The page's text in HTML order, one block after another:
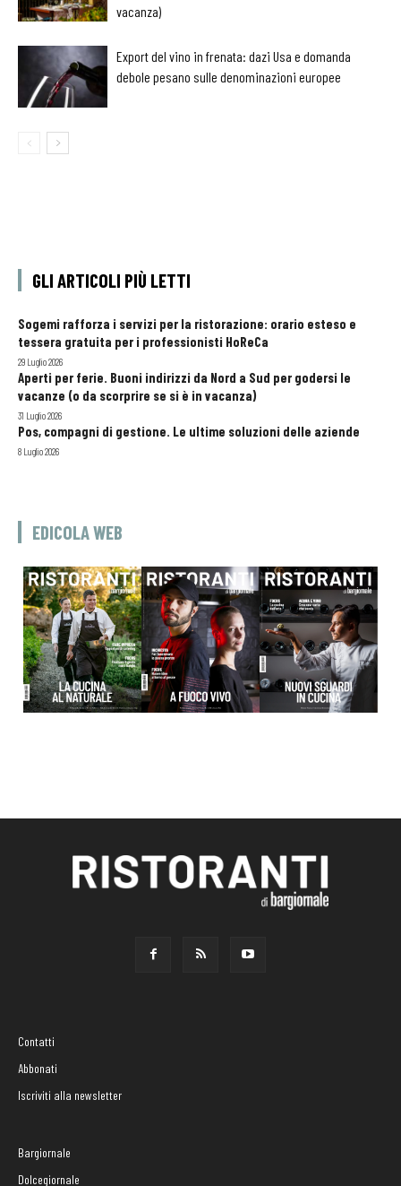
vacanza)
Export del vino in frenata: dazi Usa e domanda
debole pesano sulle denominazioni europee
GLI ARTICOLI PIÙ LETTI
Sogemi rafforza i servizi per la ristorazione: orario esteso e
tessera gratuita per i professionisti HoReCa
29 Luglio 2026
Aperti per ferie. Buoni indirizzi da Nord a Sud per godersi le
vacanze (o da scorprire se si è in vacanza)
31 Luglio 2026
Pos, compagni di gestione. Le ultime soluzioni delle aziende
8 Luglio 2026
EDICOLA WEB
Contatti
Abbonati
Iscriviti alla newsletter
Bargiornale
Dolcegiornale